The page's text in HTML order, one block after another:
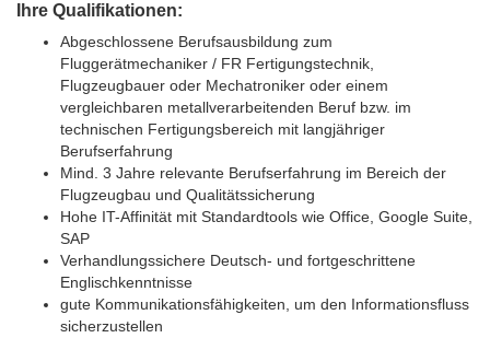
Ihre Qualifikationen:
Abgeschlossene Berufsausbildung zum
Fluggerätmechaniker / FR Fertigungstechnik,
Flugzeugbauer oder Mechatroniker oder einem
vergleichbaren metallverarbeitenden Beruf bzw. im
technischen Fertigungsbereich mit langjähriger
Berufserfahrung
Mind. 3 Jahre relevante Berufserfahrung im Bereich der
Flugzeugbau und Qualitätssicherung
Hohe IT-Affinität mit Standardtools wie Office, Google Suite,
SAP
Verhandlungssichere Deutsch- und fortgeschrittene
Englischkenntnisse
gute Kommunikationsfähigkeiten, um den Informationsfluss
sicherzustellen